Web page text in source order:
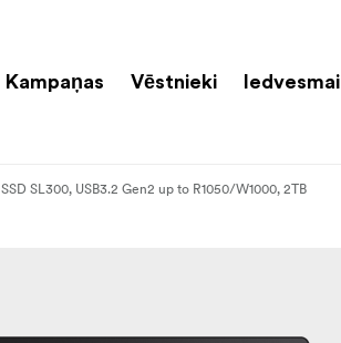
Kampaņas Vēstnieki Iedvesmai
SSD SL300, USB3.2 Gen2 up to R1050/W1000, 2TB